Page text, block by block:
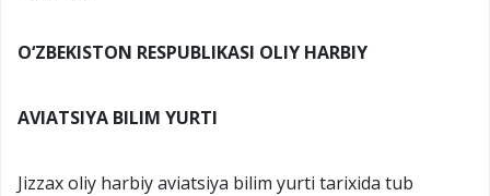
O‘ZBEKISTON RESPUBLIKASI OLIY HARBIY
AVIATSIYA BILIM YURTI
Jizzax oliy harbiy aviatsiya bilim yurti tarixida tub